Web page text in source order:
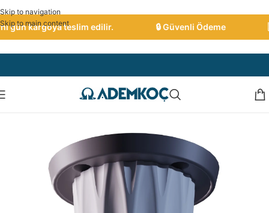
Skip to navigation
Skip to main content
gün kargoya teslim edilir. 🔒 Güvenli Ödeme